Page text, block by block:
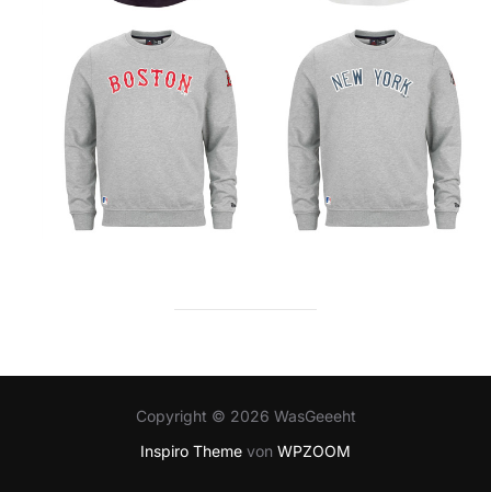
Copyright © 2026 WasGeeeht
Inspiro Theme von WPZOOM